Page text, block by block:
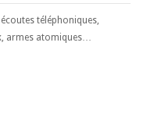
téléphoniques,
armes atomiques…